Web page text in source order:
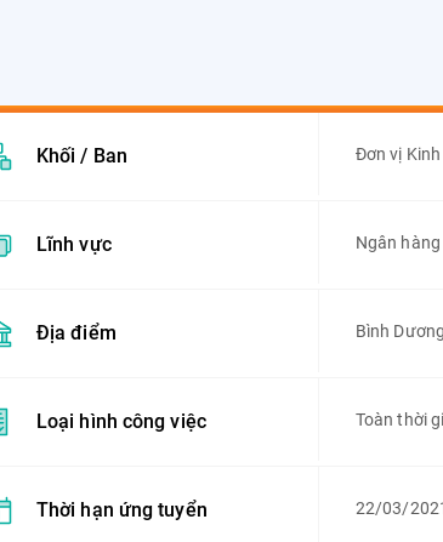
Khối / Ban Đơn vị Kinh
Lĩnh vực Ngân hàng
Địa điểm Bình Dương
Loại hình công việc Toàn thời
Thời hạn ứng tuyển 22/03/